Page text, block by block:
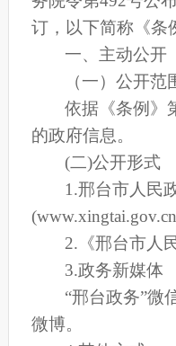
订，以下简称《条
一、主动公开
（一）公开范
依据《条例》
的政府信息。
(二)公开形式
1.邢台市人民
(www.xingtai.gov.cn
2.《邢台市人
3.政务新媒体
“邢台政务”微
微博。